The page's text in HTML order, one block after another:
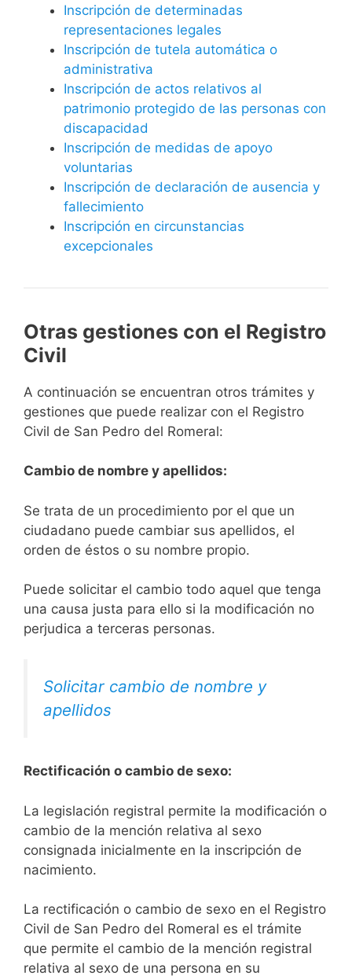
Inscripción de determinadas
representaciones legales
Inscripción de tutela automática o
administrativa
Inscripción de actos relativos al
patrimonio protegido de las personas con
discapacidad
Inscripción de medidas de apoyo
voluntarias
Inscripción de declaración de ausencia y
fallecimiento
Inscripción en circunstancias
excepcionales
Otras gestiones con el Registro
Civil
A continuación se encuentran otros trámites y
gestiones que puede realizar con el Registro
Civil de San Pedro del Romeral:
Cambio de nombre y apellidos:
Se trata de un procedimiento por el que un
ciudadano puede cambiar sus apellidos, el
orden de éstos o su nombre propio.
Puede solicitar el cambio todo aquel que tenga
una causa justa para ello si la modificación no
perjudica a terceras personas.
Solicitar cambio de nombre y
apellidos
Rectificación o cambio de sexo:
La legislación registral permite la modificación o
cambio de la mención relativa al sexo
consignada inicialmente en la inscripción de
nacimiento.
La rectificación o cambio de sexo en el Registro
Civil de San Pedro del Romeral es el trámite
que permite el cambio de la mención registral
relativa al sexo de una persona en su